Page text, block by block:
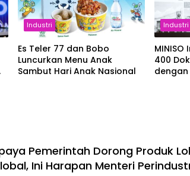
Industri
Es Teler 77 dan Bobo
Luncurkan Menu Anak
Sambut Hari Anak Nasional
Industri
400
dengan
Pemerintah Dorong Produk
Ini Harapan Menteri